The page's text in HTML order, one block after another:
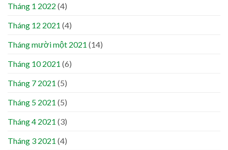
Tháng 1 2022 (4)
Tháng 12 2021 (4)
Tháng mười một 2021 (14)
Tháng 10 2021 (6)
Tháng 7 2021 (5)
Tháng 5 2021 (5)
Tháng 4 2021 (3)
Tháng 3 2021 (4)